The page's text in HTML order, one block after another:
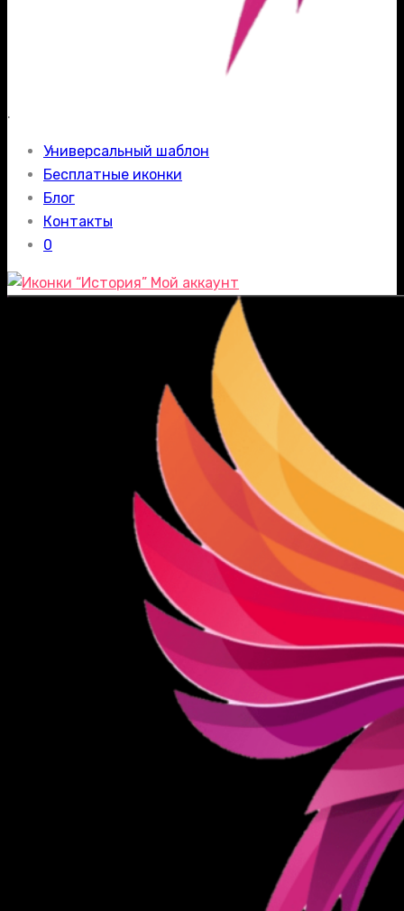
.
Универсальный шаблон
Бесплатные иконки
Блог
Контакты
0
Мой аккаунт